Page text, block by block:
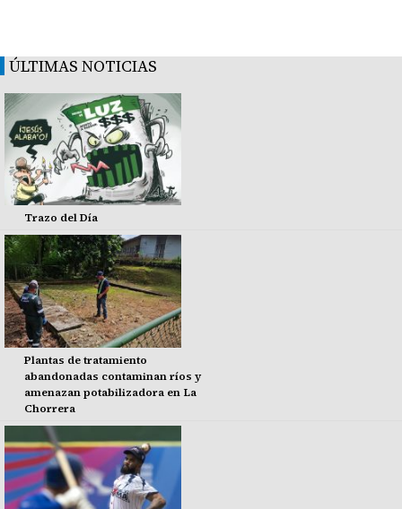
ÚLTIMAS NOTICIAS
Trazo del Día
Plantas de tratamiento
abandonadas contaminan ríos y
amenazan potabilizadora en La
Chorrera